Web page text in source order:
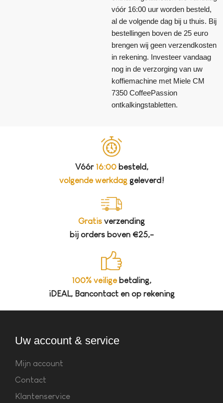
vóór 16:00 uur worden besteld,
al de volgende dag bij u thuis. Bij
bestellingen boven de 25 euro
brengen wij geen verzendkosten
in rekening. Investeer vandaag
nog in de verzorging van uw
koffiemachine met Miele CM
7350 CoffeePassion
ontkalkingstabletten.
Vóór 16:00besteld,
volgende werkdaggeleverd!
Gratis verzending
bij orders boven €25,-
100% veiligebetaling,
iDEAL, Bancontact en op rekening
Uw account & service
Mijn account
Contact
Klantenservice